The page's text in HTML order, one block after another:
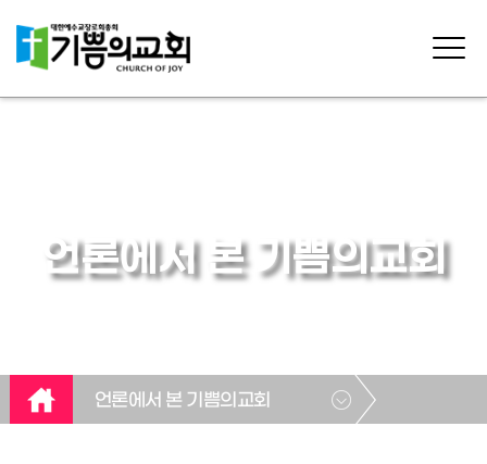
언론에서 본 기쁨의교회
언론에서 본 기쁨의교회